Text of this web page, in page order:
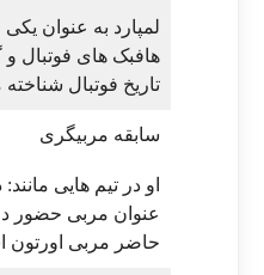
لمپارد به عنوان یکی
هافبک‌ های فوتبال
تاریخ فوتبال
سابقه مربیگری
او در تیم هایی
عنوان مربی حضور
حاضر مربی اورتون